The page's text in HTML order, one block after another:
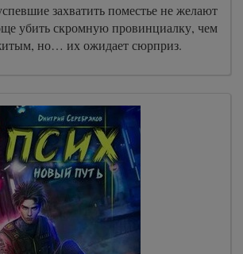
захватить поместье не желают
убить скромную провинциалку, чем
но… их ожидает сюрприз.